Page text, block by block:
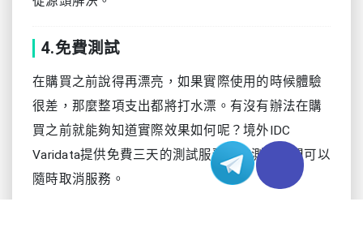
4.免費測試
在購買之前說得再漂亮，如果實際使用的時候體驗
很差，那麼整項支出都將打水漂。有沒有辦法在購
買之前就能夠知道實際效果如何呢？境外IDC
Varidata提供免費三天的測試服務，在測試期間可以
隨時取消服務。